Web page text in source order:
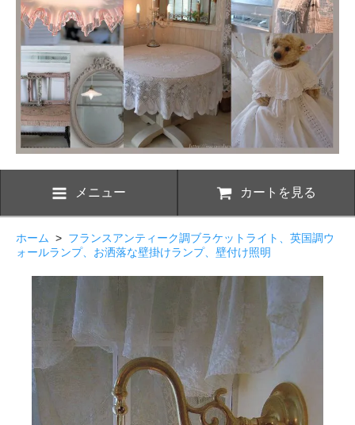
メニュー カートを見る
ホーム > フランスアンティーク調ブラケットライト、英国調ウ
ォールランプ、お洒落な壁掛けランプ、壁付け照明